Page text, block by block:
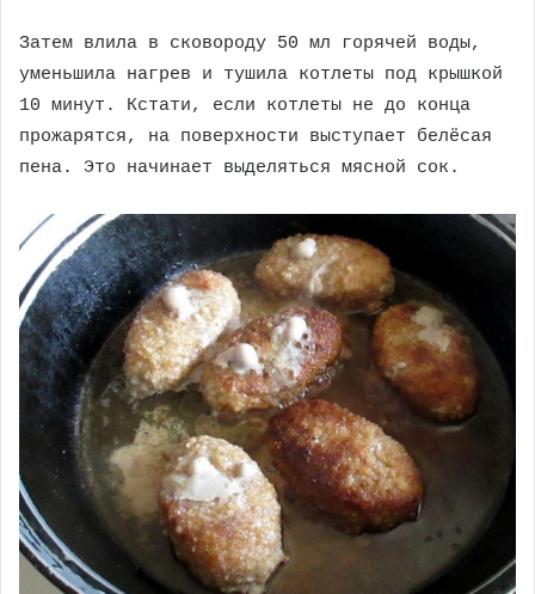
Затем влила в сковороду 50 мл горячей воды,
уменьшила нагрев и тушила котлеты под крышкой
10 минут. Кстати, если котлеты не до конца
прожарятся, на поверхности выступает белёсая
пена. Это начинает выделяться мясной сок.